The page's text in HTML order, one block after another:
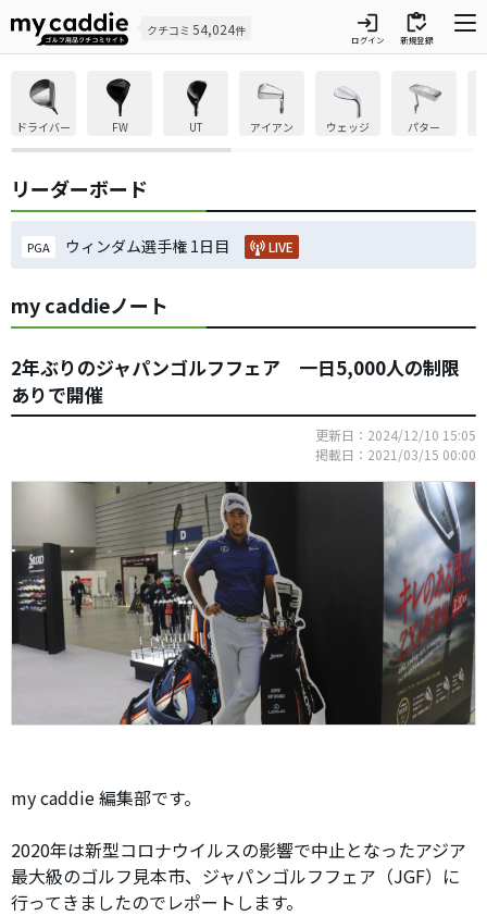
クチコミ 54,024件 login
ログイン
inventory
新規登録
ドライバー FW UT アイアン ウェッジ パター
リーダーボード
PGA ウィンダム選手権 1日目 LIVE
my caddieノート
2年ぶりのジャパンゴルフフェア 一日5,000人の制限
ありで開催
更新日：2024/12/10 15:05
掲載日：2021/03/15 00:00
my caddie 編集部です。
2020年は新型コロナウイルスの影響で中止となったアジア
最大級のゴルフ見本市、ジャパンゴルフフェア（JGF）に
行ってきましたのでレポートします。